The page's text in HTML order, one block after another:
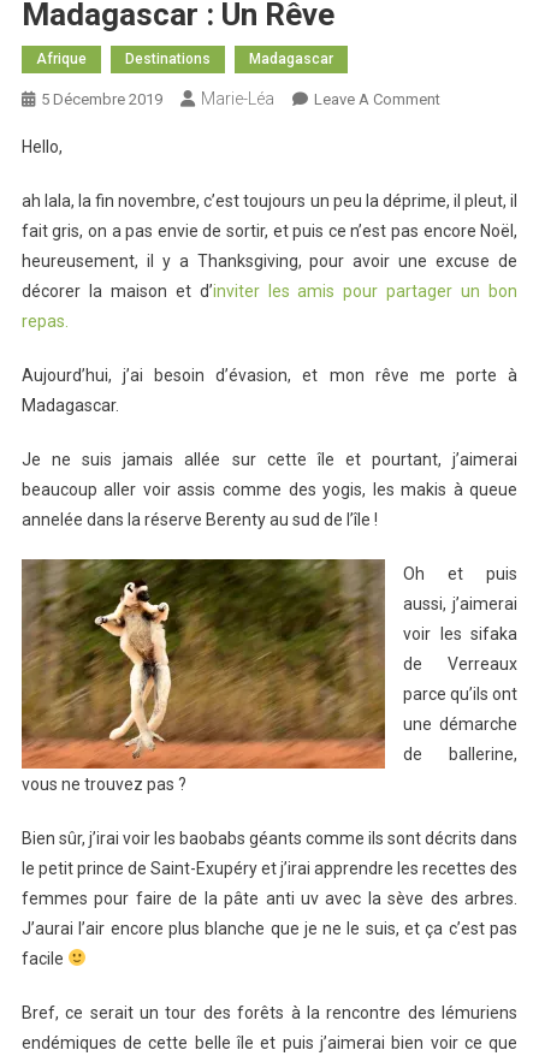
Madagascar : Un Rêve
Afrique Destinations Madagascar
5 Décembre 2019 Marie-Léa Leave A CommentOn
Rêve
Hello,
ah lala, la fin novembre, c’est toujours un peu la déprime, il pleut, il
fait gris, on a pas envie de sortir, et puis ce n’est pas encore Noël,
heureusement, il y a Thanksgiving, pour avoir une excuse de
décorer la maison et d’inviter les amis pour partager un bon
repas.
Aujourd’hui, j’ai besoin d’évasion, et mon rêve me porte à
Madagascar.
Je ne suis jamais allée sur cette île et pourtant, j’aimerai
beaucoup aller voir assis comme des yogis, les makis à queue
annelée dans la réserve Berenty au sud de l’île !
Oh et puis
aussi, j’aimerai
voir les sifaka
de Verreaux
parce qu’ils ont
une démarche
de ballerine,
vous ne trouvez pas ?
Bien sûr, j’irai voir les baobabs géants comme ils sont décrits dans
le petit prince de Saint-Exupéry et j’irai apprendre les recettes des
femmes pour faire de la pâte anti uv avec la sève des arbres.
J’aurai l’air encore plus blanche que je ne le suis, et ça c’est pas
facile
Bref, ce serait un tour des forêts à la rencontre des lémuriens
endémiques de cette belle île et puis j’aimerai bien voir ce que